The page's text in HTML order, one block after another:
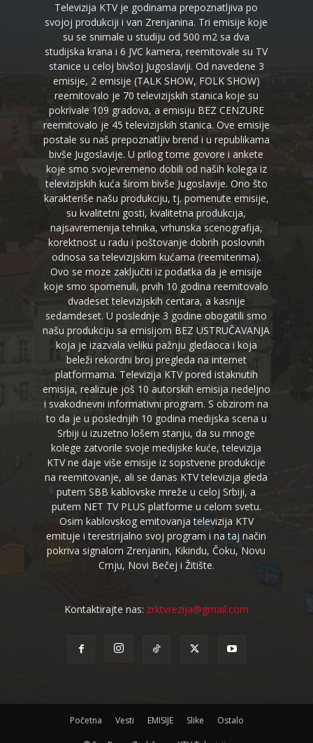
Televizija KTV je godinama prepoznatljiva po
svojoj produkciji i van Zrenjanina. Tri emisije koje
su se snimale u studiju od 500 m2 sa dva
studijska krana i 6 JVC kamera, reemitovale su TV
stanice u celoj bivšoj Jugoslaviji. Od navedene 3
emisije, 2 emisije (TALK SHOW, FOLK SHOW)
reemitovalo je 70 televizijskih stanica koje su
pokrivale 109 gradova, a emisiju BEZ CENZURE
reemitovalo je 45 televizijskih stanica. Ove emisije
postale su naš prepoznatljiv brend i u republikama
bivše Jugoslavije. U prilog tome govore i ankete
koje smo svojevremeno dobili od naših kolega iz
televizijskih kuća širom bivše Jugoslavije. Ono što
karakteriše našu produkciju, tj. pomenute emisije,
su kvalitetni gosti, kvalitetna produkcija,
najsavremenija tehnika, vrhunska scenografija,
korektnost u radu i poštovanje dobrih poslovnih
odnosa sa televizijskim kućama (reemiterima).
Ovo se moze zaključiti iz podatka da je emisije
koje smo spomenuli, prvih 10 godina reemitovalo
dvadeset televizijskih centara, a kasnije
sedamdeset. U poslednje 3 godine obogatili smo
našu produkciju sa emisijom BEZ USTRUČAVANJA
koja je izazvala veliku pažnju gledaoca i koja
beleži rekordni broj pregleda na internet
platformama. Televizija KTV pored istaknutih
emisija, realizuje još 10 autorskih emisija nedeljno
i svakodnevni informativni program. S obzirom na
to da je u poslednjih 10 godina medijska scena u
Srbiji u izuzetno lošem stanju, da su mnoge
kolege zatvorile svoje medijske kuće, televizija
KTV ne daje više emisije iz sopstvene produkcije
na reemitovanje, ali se danas KTV televizija gleda
putem SBB kablovske mreže u celoj Srbiji, a
putem NET TV PLUS platforme u celom svetu.
Osim kablovskog emitovanja televizija KTV
emituje i terestrijalno svoj program i na taj način
pokriva signalom Zrenjanin, Kikindu, Čoku, Novu
Crnju, Novi Bečej i Žitište.
Kontaktirajte nas: zrktvrezija@gmail.com
Početna Vesti EMISIJE Slike Ostalo